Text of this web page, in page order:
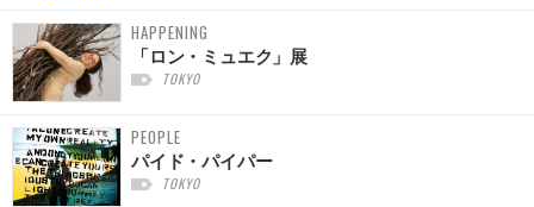
HAPPENING
「ロン・ミュエク」展
TOKYO
PEOPLE
パイド・パイパー
TOKYO